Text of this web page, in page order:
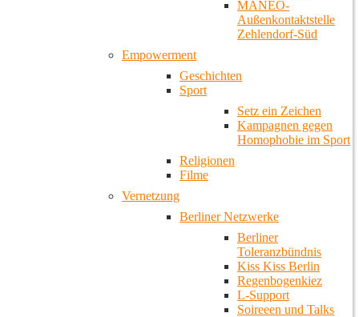
MANEO-
Außenkontaktstelle
Zehlendorf-Süd
Empowerment
Geschichten
Sport
Setz ein Zeichen
Kampagnen gegen
Homophobie im Sport
Religionen
Filme
Vernetzung
Berliner Netzwerke
Berliner
Toleranzbündnis
Kiss Kiss Berlin
Regenbogenkiez
L-Support
Soireeen und Talks